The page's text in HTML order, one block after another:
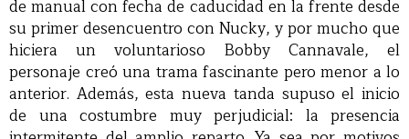
de manual con fecha de caducidad en la frente desde
su primer desencuentro con Nucky, y por mucho que
hiciera un voluntarioso Bobby Cannavale, el
personaje creó una trama fascinante pero menor a lo
anterior. Además, esta nueva tanda supuso el inicio
de una costumbre muy perjudicial: la presencia